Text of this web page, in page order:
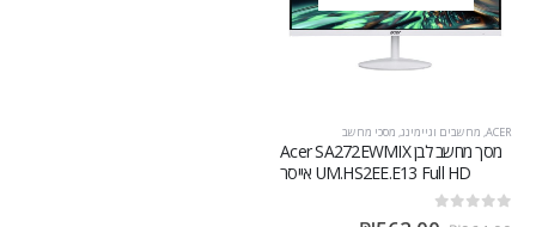
ACER
, מחשבים וגיימינג, מסכי מחשב
מסך מחשב לבן Acer SA272EWMIX
UM.HS2EE.E13 Full HD אייסר